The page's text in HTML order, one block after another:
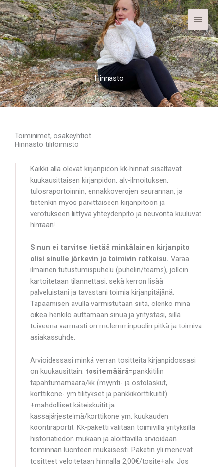
Siirry
sisältöön
Hinnasto
Toiminimet, osakeyhtiöt
Hinnasto tilitoimisto
Kaikki alla olevat kirjanpidon kk-hinnat sisältävät
kuukausittaisen kirjanpidon, alv-ilmoituksen,
tulosraportoinnin, ennakkoverojen seurannan, ja
tietenkin myös päivittäiseen kirjanpitoon ja
verotukseen liittyvä yhteydenpito ja neuvonta kuuluvat
hintaan!
Sinun ei tarvitse tietää minkälainen kirjanpito
olisi sinulle järkevin ja toimivin ratkaisu. Varaa
ilmainen tutustumispuhelu (puhelin/teams), jolloin
kartoitetaan tilannettasi, sekä kerron lisää
palveluistani ja tavastani toimia kirjanpitäjänä.
Tapaamisen avulla varmistutaan siitä, olenko minä
oikea henkilö auttamaan sinua ja yritystäsi, sillä
toiveena varmasti on molemminpuolin pitkä ja toimiva
asiakassuhde.
Arvioidessasi minkä verran tositteita kirjanpidossasi
on kuukausittain: tositemäärä=pankkitilin
tapahtumamäärä/kk (myynti- ja ostolaskut,
korttikone- ym.tilitykset ja pankkikorttikuitit)
+mahdolliset käteiskuitit ja
kassajärjestelmä/korttikone ym. kuukauden
koontiraportit. Kk-paketti valitaan toimivilla yrityksillä
historiatiedon mukaan ja aloittavilla arvioidaan
toiminnan luonteen mukaisesti. Paketin yli menevät
tositteet veloitetaan hinnalla 2,00€/tosite+alv. Jos